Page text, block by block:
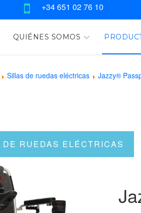
+34 651 02 76 10
QUIÉNES SOMOS
Sillas de ruedas eléctricas Jazzy®
RUEDAS ELÉCTRICAS